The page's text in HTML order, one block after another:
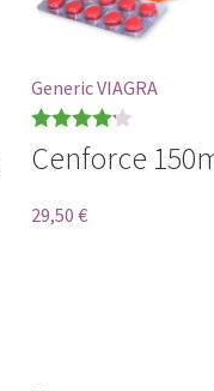
Generic VIAGRA
Bewertet
von 5
Cenforce
29,50€